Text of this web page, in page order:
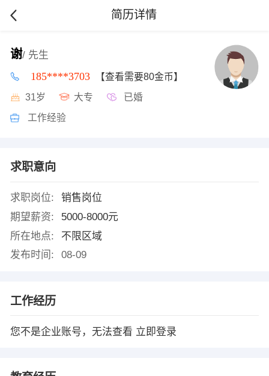
简历详情
谢/ 先生
185****3703 【查看需要80金币】
31岁 大专 已婚
工作经验
求职意向
求职岗位:
销售岗位
期望薪资:
5000-8000元
所在地点:
不限区域
发布时间:
08-09
工作经历
您不是企业账号，无法查看 立即登录